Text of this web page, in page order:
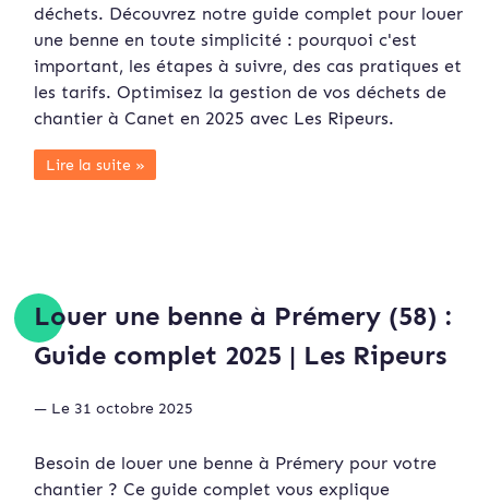
déchets. Découvrez notre guide complet pour louer
une benne en toute simplicité : pourquoi c'est
important, les étapes à suivre, des cas pratiques et
les tarifs. Optimisez la gestion de vos déchets de
chantier à Canet en 2025 avec Les Ripeurs.
Lire la suite »
Louer une benne à Prémery (58) :
Guide complet 2025 | Les Ripeurs
— Le 31 octobre 2025
Besoin de louer une benne à Prémery pour votre
chantier ? Ce guide complet vous explique